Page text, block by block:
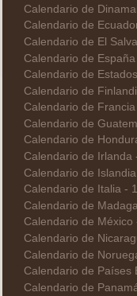
Calendario de
Calendario de
Calendario de El
Calendario de
Calendario de
Calendario de
Calendario de
Calendario de
Calendario de
Calendario de Irlanda
Calendario de
Calendario de Italia -
Calendario de
Calendario de México
Calendario de
Calendario de
Calendario de Países
Calendario de